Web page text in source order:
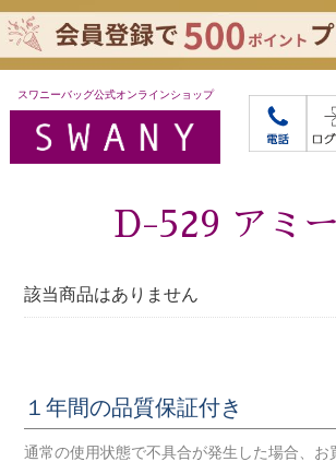
スワニーバッグ公式オンラインショップ
D-529 アミ
該当商品はありません
１年間の品質保証付き
通常の使用状態で不具合が発生した場合、お